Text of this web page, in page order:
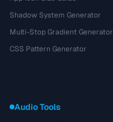
Shadow System Generator
Multi-Stop Gradient Generator
CSS Pattern Generator
Audio Tools